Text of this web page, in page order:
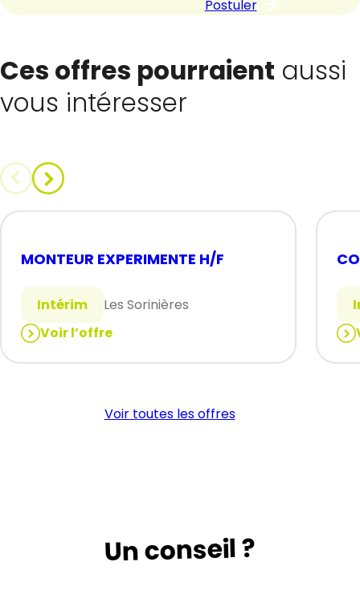
Postuler
Ces offres pourraient aussi
vous intéresser
MONTEUR EXPERIMENTE H/F
Intérim
Les Sorinières
Voir l’offre
:
MONTEUR
:
Voir toutes les offres
Un conseil ?